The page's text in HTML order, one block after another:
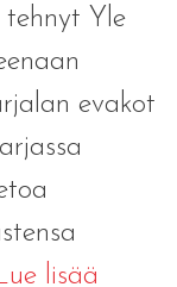
tehnyt Yle
evakot
lisää